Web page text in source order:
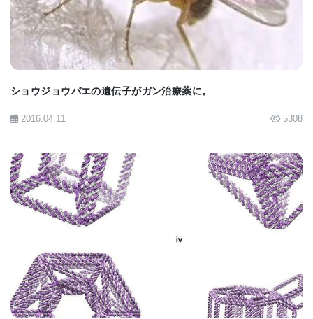
Enclosed miR-223 for Treating Metabolic
Dysfunction-Associated Steatohepatitis（表面に
FGF21を提示し、miR-223を内包させた改変細胞外
小胞による代謝機能障害関連脂肪性肝炎の治療）」
[News release] [Biomaterials abstract]
ショウジョウバエの遺伝子がガン治療薬に。
2016.04.11 5308
BIOMARKET JP